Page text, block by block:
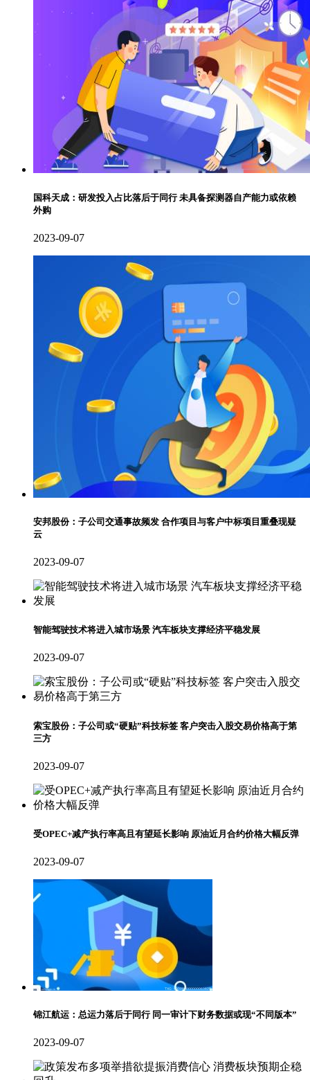
国科天成：研发投入占比落后于同行 未具备探测器自产能力或依赖
外购
2023-09-07
安邦股份：子公司交通事故频发 合作项目与客户中标项目重叠现疑
云
2023-09-07
智能驾驶技术将进入城市场景 汽车板块支撑经济平稳发展
2023-09-07
索宝股份：子公司或“硬贴”科技标签 客户突击入股交易价格高于第
三方
2023-09-07
受OPEC+减产执行率高且有望延长影响 原油近月合约价格大幅反弹
2023-09-07
锦江航运：总运力落后于同行 同一审计下财务数据或现“不同版本”
2023-09-07